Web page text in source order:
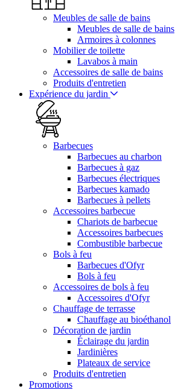
Meubles de salle de bains
Meubles de salle de bains
Armoires à colonnes
Mobilier de toilette
Lavabos à main
Accessoires de salle de bains
Produits d'entretien
Expérience du jardin
Barbecues
Barbecues au charbon
Barbecues à gaz
Barbecues électriques
Barbecues kamado
Barbecues à pellets
Accessoires barbecue
Chariots de barbecue
Accessoires barbecues
Combustible barbecue
Bols à feu
Barbecues d'Ofyr
Bols à feu
Accessoires de bols à feu
Accessoires d'Ofyr
Chauffage de terrasse
Chauffage au bioéthanol
Décoration de jardin
Éclairage du jardin
Jardinières
Plateaux de service
Produits d'entretien
Promotions